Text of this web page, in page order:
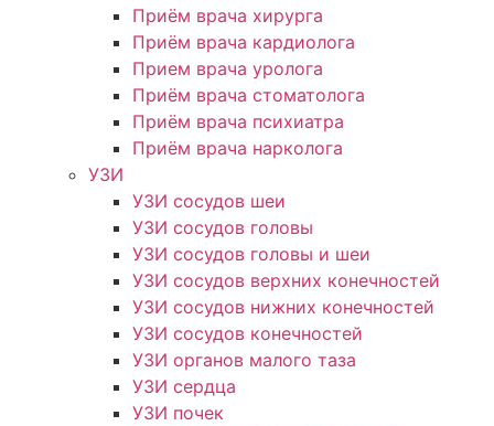
Приём врача хирурга
Приём врача кардиолога
Прием врача уролога
Приём врача стоматолога
Приём врача психиатра
Приём врача нарколога
УЗИ
УЗИ сосудов шеи
УЗИ сосудов головы
УЗИ сосудов головы и шеи
УЗИ сосудов верхних конечностей
УЗИ сосудов нижних конечностей
УЗИ сосудов конечностей
УЗИ органов малого таза
УЗИ сердца
УЗИ почек